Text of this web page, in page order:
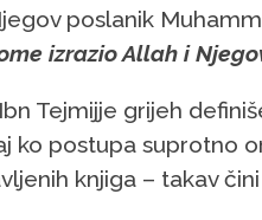
poslanik
izrazio Allah i
Tejmijje grijeh
ko postupa suprotno
knjiga – takav čini